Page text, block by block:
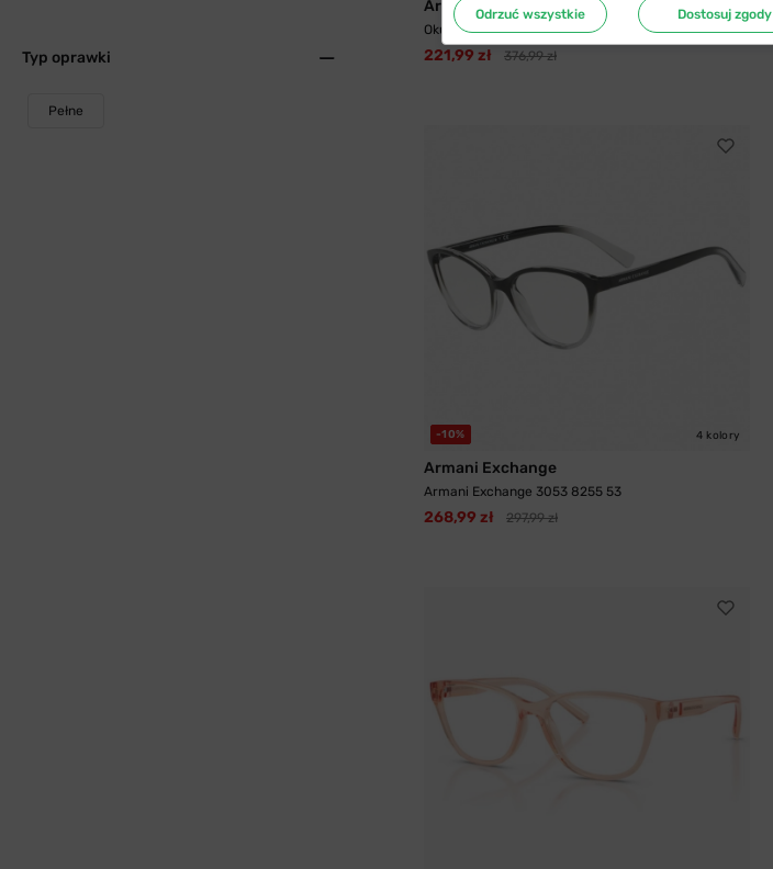
Typ oprawki
Pełne
Armani Exchange
Okulary przeciwsłoneczne Armani Exchange...
221,99 zł 376,99 zł
-10% 4 kolory
Armani Exchange
Armani Exchange 3053 8255 53
268,99 zł 297,99 zł
Odrzuć wszystkie Dostosuj zgody